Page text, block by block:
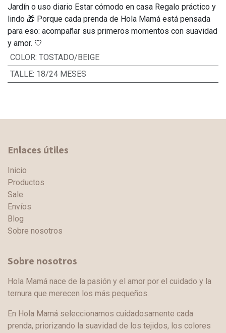
Jardín o uso diario Estar cómodo en casa Regalo práctico y
lindo 🎁 Porque cada prenda de Hola Mamá está pensada
para eso: acompañar sus primeros momentos con suavidad
y amor. 🤍
COLOR: TOSTADO/BEIGE
TALLE: 18/24 MESES
Enlaces útiles
Inicio
Productos
Sale
Envíos
Blog
Sobre nosotros
Sobre nosotros
Hola Mamá nace de la pasión y el amor por el cuidado y la
ternura que merecen los más pequeños.
En Hola Mamá seleccionamos cuidadosamente cada
prenda, priorizando la suavidad de los tejidos, los colores